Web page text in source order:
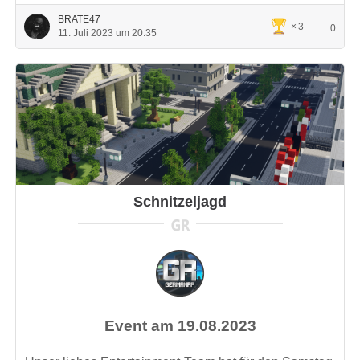
BRATE47
11. Juli 2023 um 20:35
3 0
Schnitzeljagd
Event am 19.08.2023